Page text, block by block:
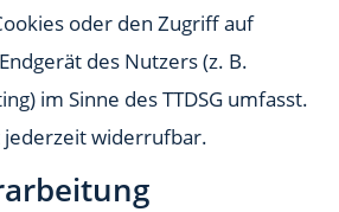
oder den Zugriff auf
des Nutzers (z. B.
im Sinne des TTDSG umfasst.
jederzeit widerrufbar.